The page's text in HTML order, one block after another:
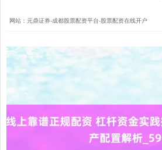
网站：元鼎证券-成都股票配资平台-股票配资在线开户